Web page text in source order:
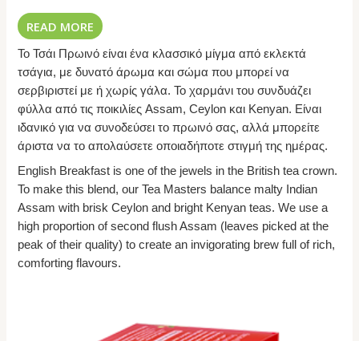
READ MORE
Το Τσάι Πρωινό είναι ένα κλασσικό μίγμα από εκλεκτά
τσάγια, με δυνατό άρωμα και σώμα που μπορεί να
σερβιριστεί με ή χωρίς γάλα. Το χαρμάνι του συνδυάζει
φύλλα από τις ποικιλίες Assam, Ceylon και Kenyan. Είναι
ιδανικό για να συνοδεύσει το πρωινό σας, αλλά μπορείτε
άριστα να το απολαύσετε οποιαδήποτε στιγμή της ημέρας.
English Breakfast is one of the jewels in the British tea crown.
To make this blend, our Tea Masters balance malty Indian
Assam with brisk Ceylon and bright Kenyan teas. We use a
high proportion of second flush Assam (leaves picked at the
peak of their quality) to create an invigorating brew full of rich,
comforting flavours.